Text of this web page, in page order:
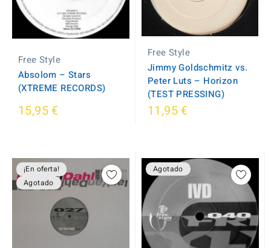
Free Style
Absolom ‎– Stars
(XTREME RECORDS)
15,95 €
Free Style
Jimmy Goldschmitz vs.
Peter Luts – Horizon
(TEST PRESSING)
11,95 €
¡En oferta!
Agotado
Agotado